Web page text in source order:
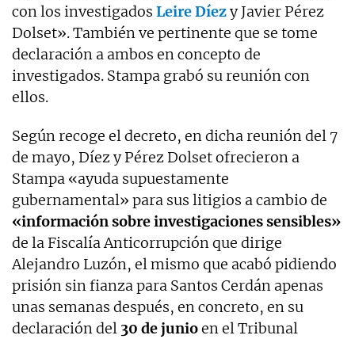
con los investigados Leire Díezy Javier Pérez
Dolset». También ve pertinente que se tome
declaración a ambos en concepto de
investigados. Stampa grabó su reunión con
ellos.
Según recoge el decreto, en dicha reunión del 7
de mayo, Díez y Pérez Dolset ofrecieron a
Stampa «ayuda supuestamente
gubernamental» para sus litigios a cambio de
«información sobre investigaciones sensibles»
de la Fiscalía Anticorrupción que dirige
Alejandro Luzón, el mismo que acabó pidiendo
prisión sin fianza para Santos Cerdán apenas
unas semanas después, en concreto, en su
declaración del 30 de junioen el Tribunal